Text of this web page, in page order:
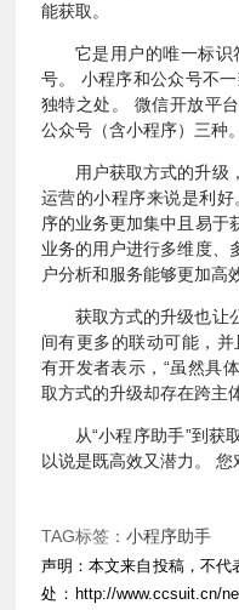
能获取。
它是用户的唯一标
号。 小程序和公众号不
独特之处。 微信开放平
公众号（含小程序）三种。
用户获取方式的升级
运营的小程序来说是利
序的业务更加集中且易于
业务的用户进行多维度、
户分析和服务能够更加高
获取方式的升级也让
间有更多的联动可能，
有开发者表示，“虽然具
取方式的升级却存在跨主
从“小程序助手”到获
以说是既高效又潜力。 您
TAG标签： 小程序助手
声明：本文来自投稿，不代
处： http://www.ccsuit.cn/